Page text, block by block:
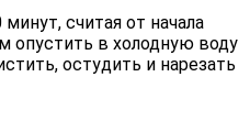
считая от начала
опустить в холодную воду
остудить и нарезать